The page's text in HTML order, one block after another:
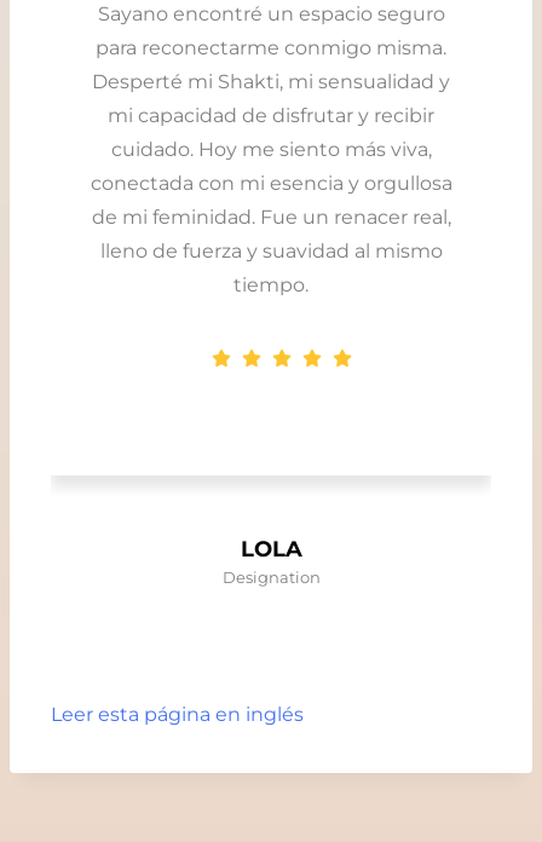
LOLA
Designation
Sayano encontré un espacio seguro
para reconectarme conmigo misma.
Desperté mi Shakti, mi sensualidad y
mi capacidad de disfrutar y recibir
cuidado. Hoy me siento más viva,
conectada con mi esencia y orgullosa
de mi feminidad. Fue un renacer real,
lleno de fuerza y suavidad al mismo
tiempo.
Leer esta página en inglés